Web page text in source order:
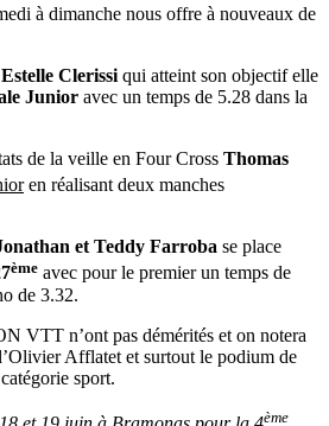
à dimanche nous offre à nouveaux de
Estelle Clerissi qui atteint son objectif elle
Junior avec un temps de 5.28 dans la
de la veille en Four Cross Thomas
en réalisant deux manches
et Teddy Farroba se place
ème avec pour le premier un temps de
de 3.32.
VTT n’ont pas démérités et on notera
Afflatet et surtout le podium de
sport.
ème